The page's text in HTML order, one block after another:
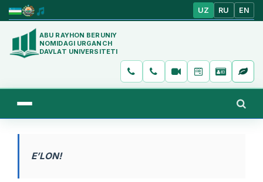
UZ RU EN
ABU RAYHON BERUNIY
NOMIDAGI URGANCH
DAVLAT UNIVERSITETI
E’LON!